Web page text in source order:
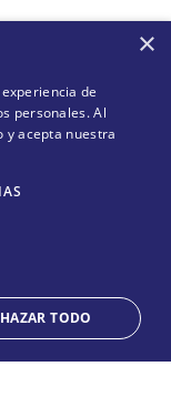
novedades!
×
de
personales. Al
y acepta nuestra
TODO